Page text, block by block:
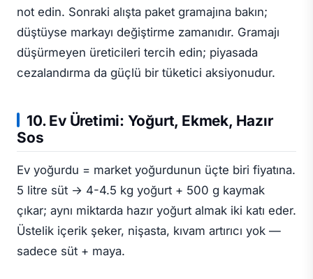
not edin. Sonraki alışta paket gramajına bakın;
düştüyse markayı değiştirme zamanıdır. Gramajı
düşürmeyen üreticileri tercih edin; piyasada
cezalandırma da güçlü bir tüketici aksiyonudur.
10. Ev Üretimi: Yoğurt, Ekmek, Hazır
Sos
Ev yoğurdu = market yoğurdunun üçte biri fiyatına.
5 litre süt → 4-4.5 kg yoğurt + 500 g kaymak
çıkar; aynı miktarda hazır yoğurt almak iki katı eder.
Üstelik içerik şeker, nişasta, kıvam artırıcı yok —
sadece süt + maya.